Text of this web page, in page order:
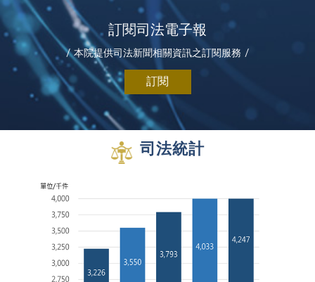
訂閱司法電子報
本院提供司法新聞相關資訊之訂閱服務
司法統計